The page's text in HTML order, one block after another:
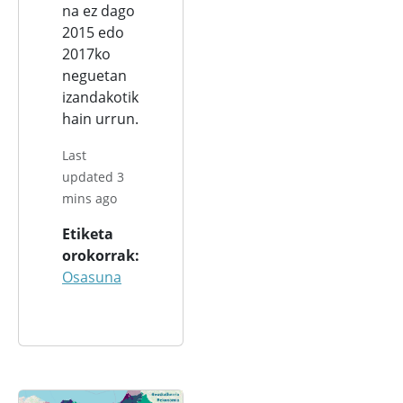
na ez dago
2015 edo
2017ko
neguetan
izandakotik
hain urrun.
Last
updated 3
mins ago
Etiketa
orokorrak
Osasuna